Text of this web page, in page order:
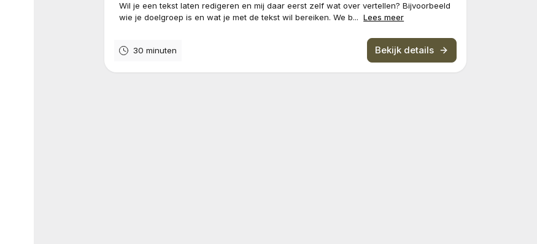
Wil je een tekst laten redigeren en mij daar eerst zelf wat over vertellen? Bijvoorbeeld
wie je doelgroep is en wat je met de tekst wil bereiken. We b... Lees meer
30 minuten Bekijk details